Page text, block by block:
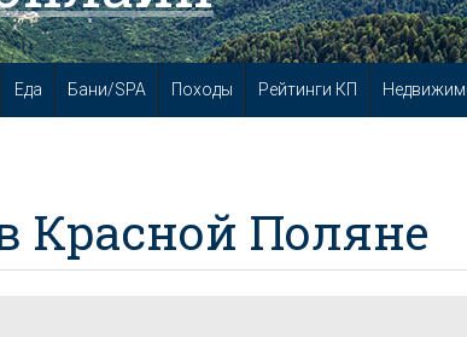
Еда Бани/SPA Походы Рейтинги КП
Поляне